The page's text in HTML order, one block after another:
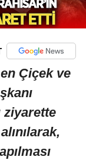
Çiçek ve
ziyarette